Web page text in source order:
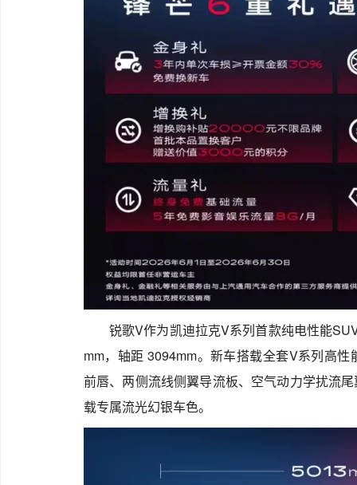
锐歌V作为凯迪拉克V系列首款纯电性能
mm，轴距 3094mm。新车搭载全套V系列高
前唇、两侧流线侧翼导流板、空气动力学扰流
载专属流光幻银车色。